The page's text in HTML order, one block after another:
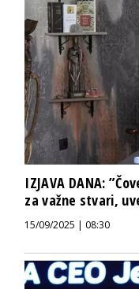
IZJAVA DANA:
za važne stvari,
15/09/2025 | 08:30